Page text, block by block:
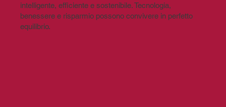
intelligente, efficiente e sostenibile. Tecnologia,
benessere e risparmio possono convivere in perfetto
equilibrio.